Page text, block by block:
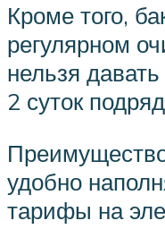
Кроме того,
регулярном
нельзя
2 суток
удобно
тарифы на